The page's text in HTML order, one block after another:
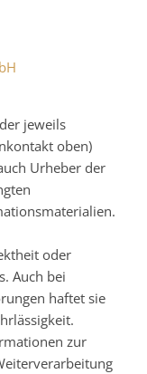
jeweils
oben)
Urheber der
oder
Auch bei
haftet sie
zur